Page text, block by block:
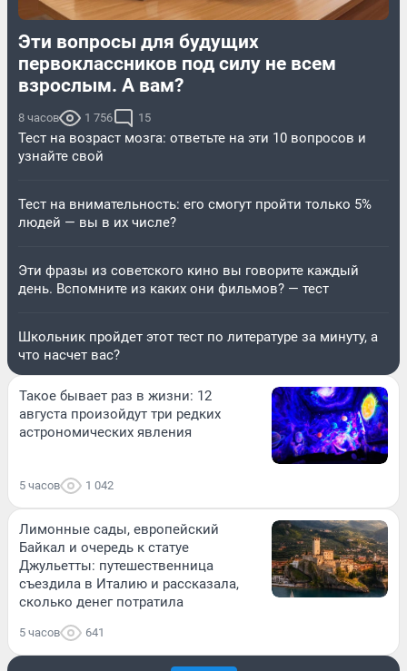
Эти вопросы для будущих
первоклассников под силу не всем
взрослым. А вам?
8 часов 1 756 15
Тест на возраст мозга: ответьте на эти 10 вопросов и
узнайте свой
Тест на внимательность: его смогут пройти только 5%
людей — вы в их числе?
Эти фразы из советского кино вы говорите каждый
день. Вспомните из каких они фильмов? — тест
Школьник пройдет этот тест по литературе за минуту, а
что насчет вас?
Такое бывает раз в жизни: 12
августа произойдут три редких
астрономических явления
5 часов 1 042
Лимонные сады, европейский
Байкал и очередь к статуе
Джульетты: путешественница
съездила в Италию и рассказала,
сколько денег потратила
5 часов 641